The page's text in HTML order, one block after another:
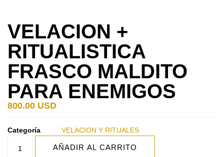
VELACION +
RITUALISTICA
FRASCO MALDITO
PARA ENEMIGOS
800.00 USD
Categoría VELACION Y RITUALES
AÑADIR AL CARRITO